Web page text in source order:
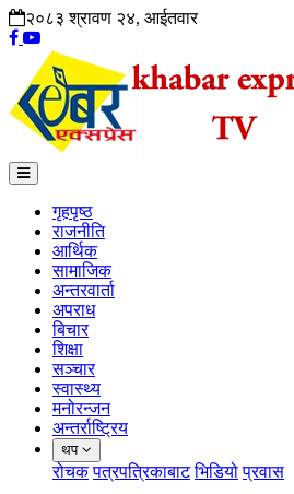
२०८३ श्रावण २४, आईतवार
गृहपृष्ठ
राजनीति
आर्थिक
सामाजिक
अन्तरवार्ता
अपराध
बिचार
शिक्षा
सञ्चार
स्वास्थ्य
मनोरन्जन
अन्तर्राष्ट्रिय
थप
रोचक पत्रपत्रिकाबाट भिडियो प्रवास